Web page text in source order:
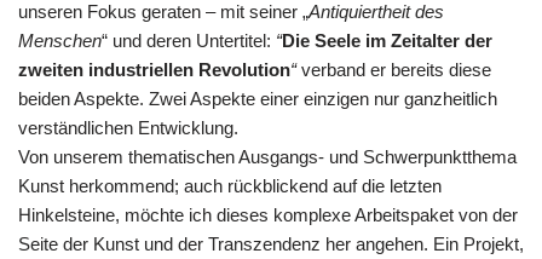
unseren Fokus geraten – mit seiner „Antiquiertheit des
Menschen“ und deren Untertitel: “Die Seele im Zeitalter der
zweiten industriellen Revolution“verband er bereits diese
beiden Aspekte. Zwei Aspekte einer einzigen nur ganzheitlich
verständlichen Entwicklung.
Von unserem thematischen Ausgangs- und Schwerpunktthema
Kunst herkommend; auch rückblickend auf die letzten
Hinkelsteine, möchte ich dieses komplexe Arbeitspaket von der
Seite der Kunst und der Transzendenz her angehen. Ein Projekt,